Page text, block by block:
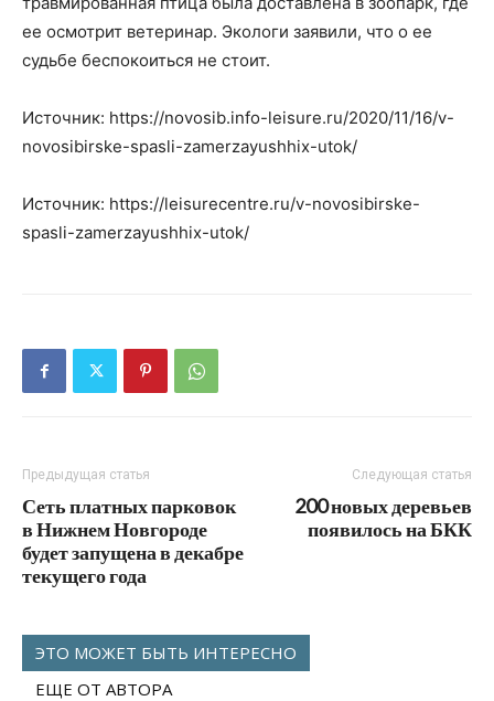
ее осмотрит ветеринар. Экологи заявили, что о ее
судьбе беспокоиться не стоит.
Источник: https://novosib.info-leisure.ru/2020/11/16/v-
novosibirske-spasli-zamerzayushhix-utok/
Источник: https://leisurecentre.ru/v-novosibirske-
spasli-zamerzayushhix-utok/
Предыдущая статья
Сеть платных парковок
в Нижнем Новгороде
будет запущена в декабре
текущего года
Следующая статья
200 новых деревьев
появилось на БКК
ЭТО МОЖЕТ БЫТЬ ИНТЕРЕСНО
ЕЩЕ ОТ АВТОРА